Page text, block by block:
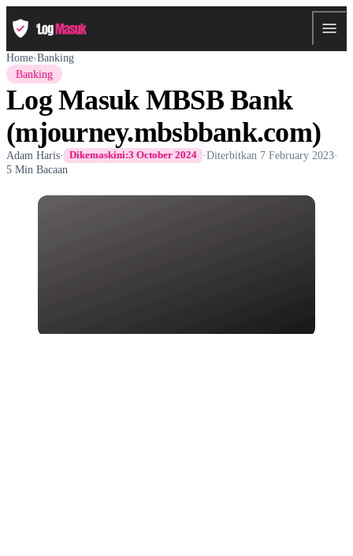
Home›Banking
Banking
Log Masuk MBSB Bank
(mjourney.mbsbbank.com)
Adam Haris· Dikemaskini:3 October 2024 ·Diterbitkan 7 February 2023·
5 Min Bacaan